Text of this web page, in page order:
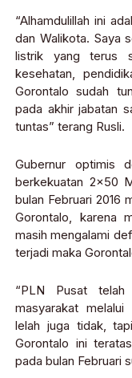
“Alhamdulillah ini
dan Walikota. Saya
listrik yang terus
kesehatan,
Gorontalo sudah
pada akhir jabatan
tuntas” terang Rusli.
Gubernur optimis
berkekuatan 2×50
bulan Februari 2016
Gorontalo, karena
masih mengalami
terjadi maka
“PLN Pusat telah
masyarakat
lelah juga tidak,
Gorontalo ini
pada bulan Februari